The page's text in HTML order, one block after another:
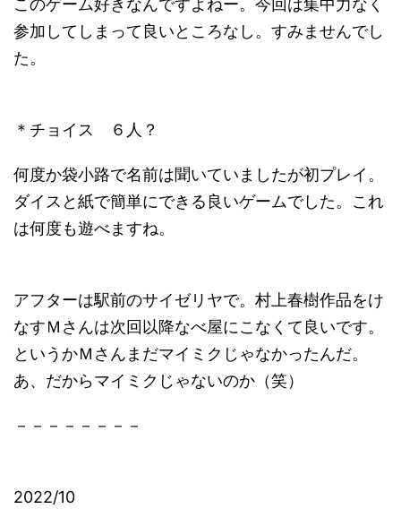
このゲーム好きなんですよねー。今回は集中力なく
参加してしまって良いところなし。すみませんでし
た。
＊チョイス ６人？
何度か袋小路で名前は聞いていましたが初プレイ。
ダイスと紙で簡単にできる良いゲームでした。これ
は何度も遊べますね。
アフターは駅前のサイゼリヤで。村上春樹作品をけ
なすＭさんは次回以降なべ屋にこなくて良いです。
というかＭさんまだマイミクじゃなかったんだ。
あ、だからマイミクじゃないのか（笑）
－－－－－－－－
2022/10